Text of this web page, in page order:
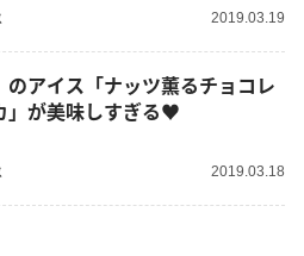
2019.03.19
のアイス「ナッツ薫るチョコレ
」が美味しすぎる♥
2019.03.18